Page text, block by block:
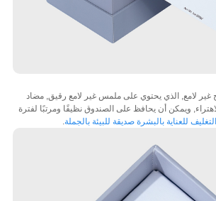
الذي يحتوي على ملمس غير لامع رقيق, مضاد
ويمكن أن يحافظ على الصندوق نظيفًا ومرتبًا لفترة
للعناية بالبشرة صديقة للبيئة بالجملة.